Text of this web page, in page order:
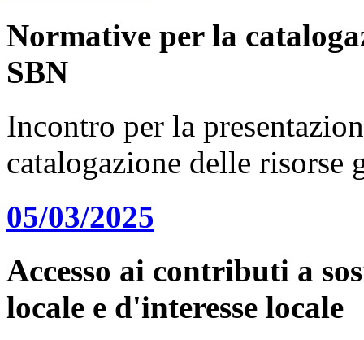
Normative per la
SBN
Incontro per la
catalogazione delle risorse
05/03/2025
Accesso ai contributi a
locale e d'interesse locale